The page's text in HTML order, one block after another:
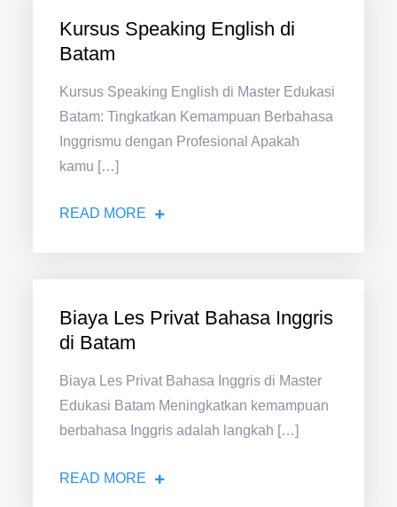
Kursus Speaking English di
Batam
Kursus Speaking English di Master Edukasi
Batam: Tingkatkan Kemampuan Berbahasa
Inggrismu dengan Profesional Apakah
kamu […]
READ MORE
Biaya Les Privat Bahasa Inggris
di Batam
Biaya Les Privat Bahasa Inggris di Master
Edukasi Batam Meningkatkan kemampuan
berbahasa Inggris adalah langkah […]
READ MORE